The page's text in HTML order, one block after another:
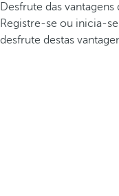
Desfrute das
Registre-se ou inicia-
desfrute destas